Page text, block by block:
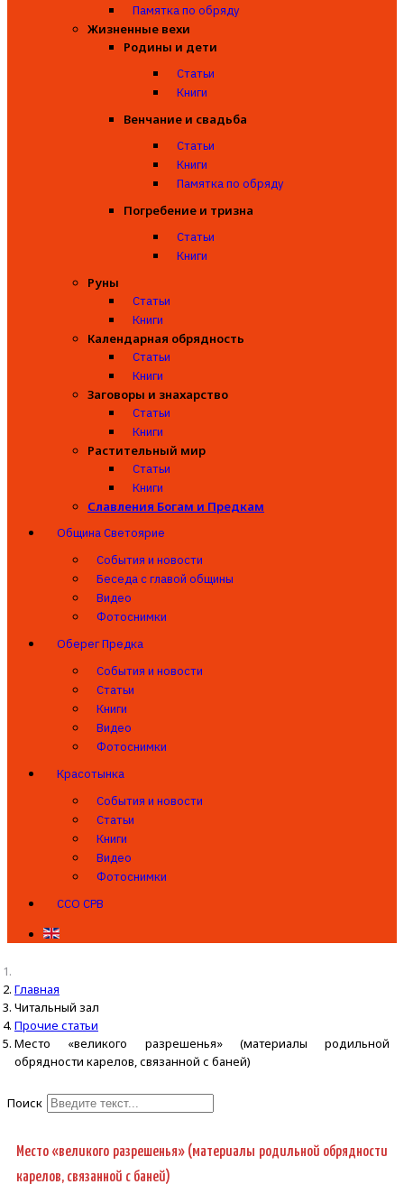
Памятка по обряду
Жизненные вехи
Родины и дети
Статьи
Книги
Венчание и свадьба
Статьи
Книги
Памятка по обряду
Погребение и тризна
Статьи
Книги
Руны
Статьи
Книги
Календарная обрядность
Статьи
Книги
Заговоры и знахарство
Статьи
Книги
Растительный мир
Статьи
Книги
Славления Богам и Предкам
Община Светоярие
События и новости
Беседа с главой общины
Видео
Фотоснимки
Оберег Предка
События и новости
Статьи
Книги
Видео
Фотоснимки
Красотынка
События и новости
Статьи
Книги
Видео
Фотоснимки
ССО СРВ
Главная
Читальный зал
Прочие статьи
Место «великого разрешенья» (материалы родильной
обрядности карелов, связанной с баней)
Поиск
results.
Место «великого разрешенья» (материалы родильной обрядности
карелов, связанной с баней)